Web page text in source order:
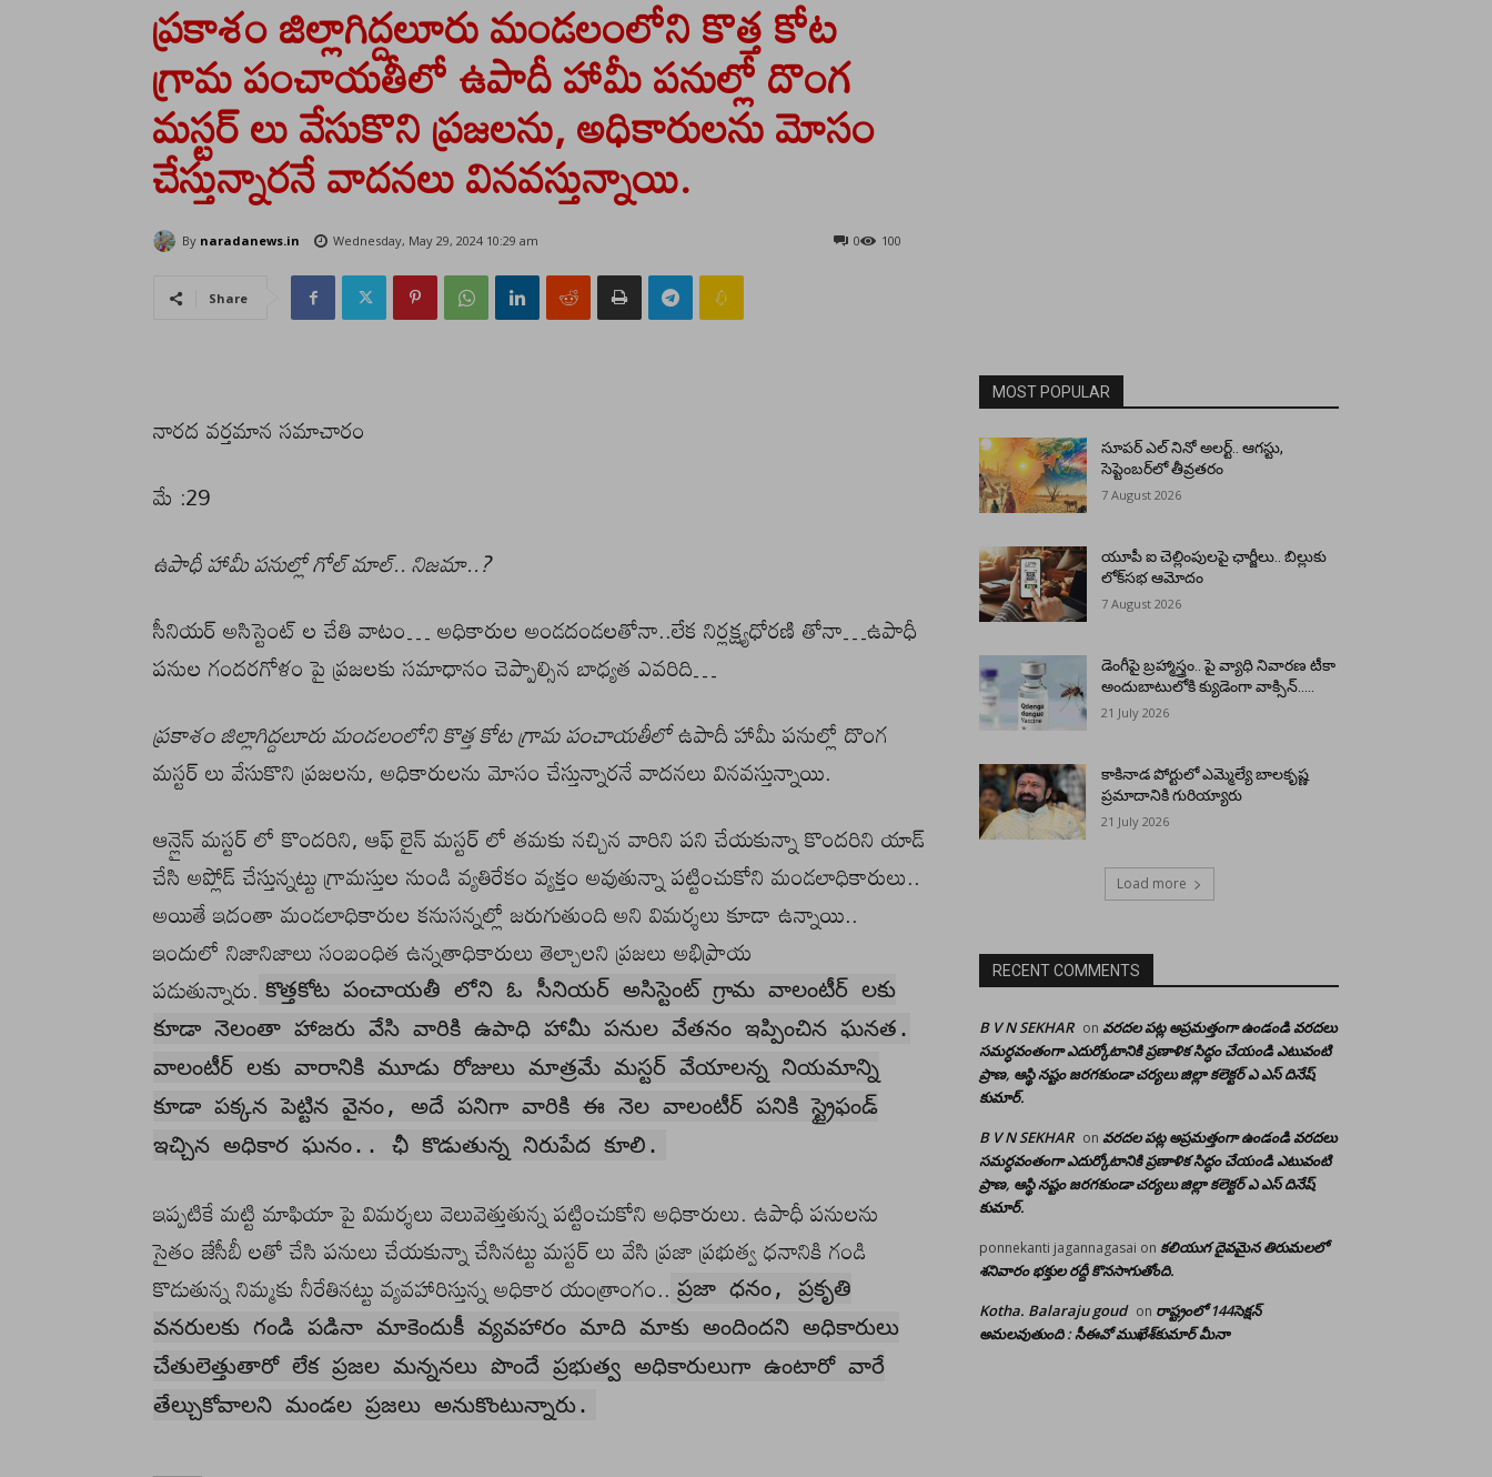
ప్రకాశం జిల్లాగిద్దలూరు మండలంలోని కొత్త కోట
గ్రామ పంచాయతీలో ఉపాదీ హామీ పనుల్లో దొంగ
మస్టర్ లు వేసుకొని ప్రజలను, అధికారులను మోసం
చేస్తున్నారనే వాదనలు వినవస్తున్నాయి.
By naradanews.in Wednesday, May 29, 2024 10:29 am 100
0
Share
నారద వర్తమాన సమాచారం
మే :29
ఉపాధీ హామీ పనుల్లో గోల్ మాల్.. నిజమా..?
సీనియర్ అసిస్టెంట్ ల చేతి వాటం… అధికారుల అండదండలతోనా..లేక నిర్లక్ష్యధోరణి తోనా…ఉపాధీ
పనుల గందరగోళం పై ప్రజలకు సమాధానం చెప్పాల్సిన బాధ్యత ఎవరిది…
ప్రకాశం జిల్లాగిద్దలూరు మండలంలోని కొత్త కోట గ్రామ పంచాయతీలోఉపాదీ హామీ పనుల్లో దొంగ
మస్టర్ లు వేసుకొని ప్రజలను, అధికారులను మోసం చేస్తున్నారనే వాదనలు వినవస్తున్నాయి.
ఆన్లైన్ మస్టర్ లో కొందరిని, ఆఫ్ లైన్ మస్టర్ లో తమకు నచ్చిన వారిని పని చేయకున్నా కొందరిని యాడ్
చేసి అప్లోడ్ చేస్తున్నట్టు గ్రామస్తుల నుండి వ్యతిరేకం వ్యక్తం అవుతున్నా పట్టించుకోని మండలాధికారులు..
అయితే ఇదంతా మండలాధికారుల కనుసన్నల్లో జరుగుతుంది అని విమర్శలు కూడా ఉన్నాయి..
ఇందులో నిజానిజాలు సంబంధిత ఉన్నతాధికారులు తెల్చాలని ప్రజలు అభిప్రాయ
పడుతున్నారు. కొత్తకోట పంచాయతీ లోని ఓ సీనియర్ అసిస్టెంట్ గ్రామ వాలంటీర్ లకు
కూడా నెలంతా హాజరు వేసి వారికి ఉపాధి హామీ పనుల వేతనం ఇప్పించిన ఘనత.
వాలంటీర్ లకు వారానికి మూడు రోజులు మాత్రమే మస్టర్ వేయాలన్న నియమాన్ని
కూడా పక్కన పెట్టిన వైనం, అదే పనిగా వారికి ఈ నెల వాలంటీర్ పనికి స్ట్రైఫండ్
ఇచ్చిన అధికార ఘనం.. ఛీ కొడుతున్న నిరుపేద కూలి.
ఇప్పటికే మట్టి మాఫియా పై విమర్శలు వెలువెత్తుతున్న పట్టించుకోని అధికారులు. ఉపాధీ పనులను
సైతం జేసీబీ లతో చేసి పనులు చేయకున్నా చేసినట్టు మస్టర్ లు వేసి ప్రజా ప్రభుత్వ ధనానికి గండి
కొడుతున్న నిమ్మకు నీరేతినట్టు వ్యవహారిస్తున్న అధికార యంత్రాంగం.. ప్రజా ధనం, ప్రకృతి
వనరులకు గండి పడినా మాకెందుకీ వ్యవహారం మాది మాకు అందిందని అధికారులు
చేతులెత్తుతారో లేక ప్రజల మన్ననలు పొందే ప్రభుత్వ అధికారులుగా ఉంటారో వారే
తేల్చుకోవాలని మండల ప్రజలు అనుకొంటున్నారు.
MOST POPULAR
సూపర్ ఎల్ నినో అలర్ట్.. ఆగస్టు,
సెప్టెంబర్‌లో తీవ్రతరం
7 August 2026
యూపీ ఐ చెల్లింపులపై ఛార్జీలు.. బిల్లుకు
లోక్‌సభ ఆమోదం
7 August 2026
డెంగీపై బ్రహ్మాస్త్రం.. పై వ్యాధి నివారణ టీకా
అందుబాటులోకి క్యుడెంగా వాక్సిన్…..
21 July 2026
కాకినాడ పోర్టులో ఎమ్మెల్యే బాలకృష్ణ
ప్రమాదానికి గురియ్యారు
21 July 2026
Load more
RECENT COMMENTS
B V N SEKHAR on వరదల పట్ల అప్రమత్తంగా ఉండండి వరదలు
సమర్ధవంతంగా ఎదుర్కోటానికి ప్రణాళిక సిద్ధం చేయండి ఎటువంటి
ప్రాణ, ఆస్థి నష్టం జరగకుండా చర్యలు జిల్లా కలెక్టర్ ఎ ఎస్ దినేష్
కుమార్.
B V N SEKHAR on వరదల పట్ల అప్రమత్తంగా ఉండండి వరదలు
సమర్ధవంతంగా ఎదుర్కోటానికి ప్రణాళిక సిద్ధం చేయండి ఎటువంటి
ప్రాణ, ఆస్థి నష్టం జరగకుండా చర్యలు జిల్లా కలెక్టర్ ఎ ఎస్ దినేష్
కుమార్.
ponnekanti jagannagasai on కలియుగ దైవమైన తిరుమలలో
శనివారం భక్తుల రద్దీ కొనసాగుతోంది.
Kotha. Balaraju goud on రాష్ట్రంలో 144సెక్షన్
అమలవుతుంది : సీఈవో ముఖేశ్‌కుమార్‌ మీనా